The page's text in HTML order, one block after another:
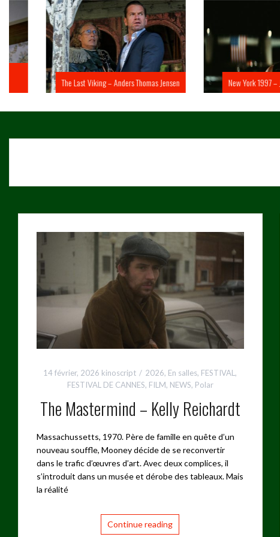
The Last Viking – Anders Thomas Jensen New York 1997 – John
14 février, 2026 kinoscript 2026, En salles, FESTIVAL,
FESTIVAL DE CANNES, FILM, NEWS, Polar
The Mastermind – Kelly Reichardt
Massachussetts, 1970. Père de famille en quête d’un
nouveau souffle, Mooney décide de se reconvertir
dans le trafic d’œuvres d’art. Avec deux complices, il
s’introduit dans un musée et dérobe des tableaux. Mais
la réalité
Continue reading